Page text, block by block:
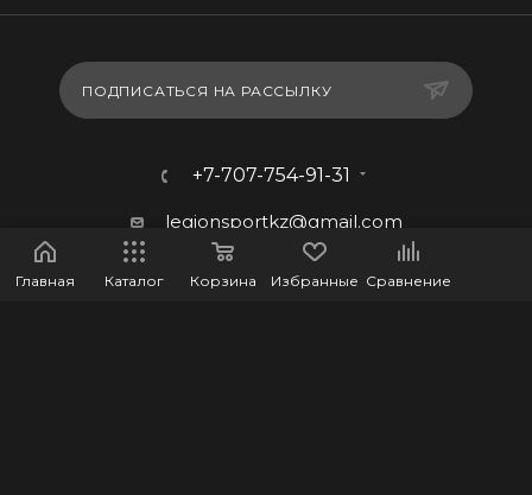
ПОДПИСАТЬСЯ НА РАССЫЛКУ
+7-707-754-91-31
legionsportkz@gmail.com
г.Костанай, ул. Баймагамбетова
193, ВП-5
Главная Каталог Корзина Избранные Сравнение